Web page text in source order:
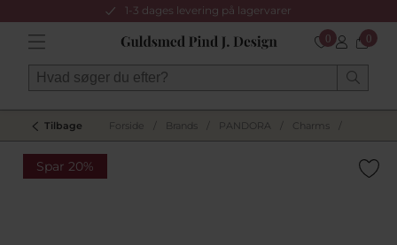
1-3 dages levering på lagervarer
0 0
Tilbage Forside Brands PANDORA Charms
Spar 20%